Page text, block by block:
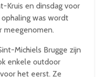
Kruis en dinsdag voor
was wordt
meegenomen.
Michiels Brugge zijn
enkele outdoor
het eerst. Ze